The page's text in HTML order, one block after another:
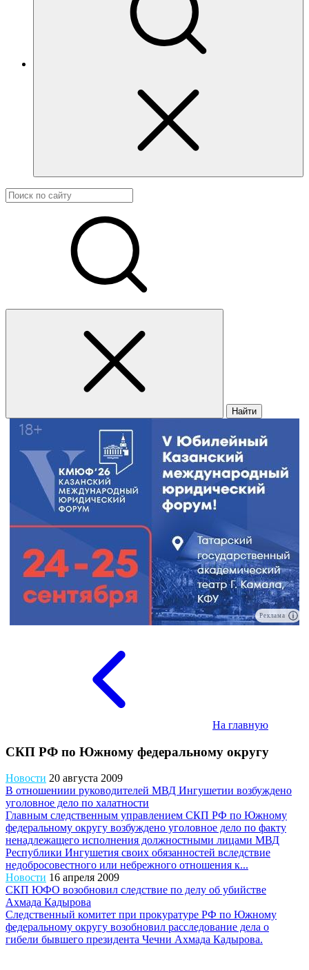
Найти
Реклама
На главную
СКП РФ по Южному федеральному округу
Новости 20 августа 2009
В отношениии руководителей МВД Ингушетии возбуждено
уголовное дело по халатности
Главным следственным управлением СКП РФ по Южному
федеральному округу возбуждено уголовное дело по факту
ненадлежащего исполнения должностными лицами МВД
Республики Ингушетия своих обязанностей вследствие
недобросовестного или небрежного отношения к...
Новости 16 апреля 2009
СКП ЮФО возобновил следствие по делу об убийстве
Ахмада Кадырова
Следственный комитет при прокуратуре РФ по Южному
федеральному округу возобновил расследование дела о
гибели бывшего президента Чечни Ахмада Кадырова.